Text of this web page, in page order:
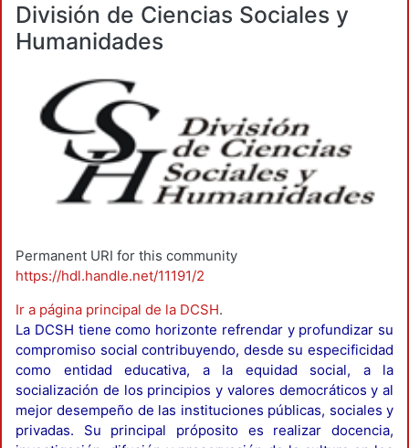
División de Ciencias Sociales y
Humanidades
Permanent URI for this community
https://hdl.handle.net/11191/2
Ir a página principal de la DCSH.
La DCSH tiene como horizonte refrendar y profundizar su
compromiso social contribuyendo, desde su especificidad
como entidad educativa, a la equidad social, a la
socialización de los principios y valores democráticos y al
mejor desempeño de las instituciones públicas, sociales y
privadas. Su principal próposito es realizar docencia,